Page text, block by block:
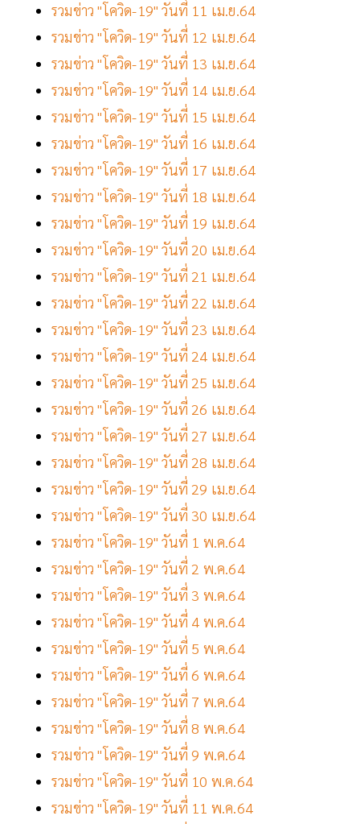
รวมข่าว "โควิด-19" วันที่ 11 เม.ย.64
รวมข่าว "โควิด-19" วันที่ 12 เม.ย.64
รวมข่าว "โควิด-19" วันที่ 13 เม.ย.64
รวมข่าว "โควิด-19" วันที่ 14 เม.ย.64
รวมข่าว "โควิด-19" วันที่ 15 เม.ย.64
รวมข่าว "โควิด-19" วันที่ 16 เม.ย.64
รวมข่าว "โควิด-19" วันที่ 17 เม.ย.64
รวมข่าว "โควิด-19" วันที่ 18 เม.ย.64
รวมข่าว "โควิด-19" วันที่ 19 เม.ย.64
รวมข่าว "โควิด-19" วันที่ 20 เม.ย.64
รวมข่าว "โควิด-19" วันที่ 21 เม.ย.64
รวมข่าว "โควิด-19" วันที่ 22 เม.ย.64
รวมข่าว "โควิด-19" วันที่ 23 เม.ย.64
รวมข่าว "โควิด-19" วันที่ 24 เม.ย.64
รวมข่าว "โควิด-19" วันที่ 25 เม.ย.64
รวมข่าว "โควิด-19" วันที่ 26 เม.ย.64
รวมข่าว "โควิด-19" วันที่ 27 เม.ย.64
รวมข่าว "โควิด-19" วันที่ 28 เม.ย.64
รวมข่าว "โควิด-19" วันที่ 29 เม.ย.64
รวมข่าว "โควิด-19" วันที่ 30 เม.ย.64
รวมข่าว "โควิด-19" วันที่ 1 พ.ค.64
รวมข่าว "โควิด-19" วันที่ 2 พ.ค.64
รวมข่าว "โควิด-19" วันที่ 3 พ.ค.64
รวมข่าว "โควิด-19" วันที่ 4 พ.ค.64
รวมข่าว "โควิด-19" วันที่ 5 พ.ค.64
รวมข่าว "โควิด-19" วันที่ 6 พ.ค.64
รวมข่าว "โควิด-19" วันที่ 7 พ.ค.64
รวมข่าว "โควิด-19" วันที่ 8 พ.ค.64
รวมข่าว "โควิด-19" วันที่ 9 พ.ค.64
รวมข่าว "โควิด-19" วันที่ 10 พ.ค.64
รวมข่าว "โควิด-19" วันที่ 11 พ.ค.64